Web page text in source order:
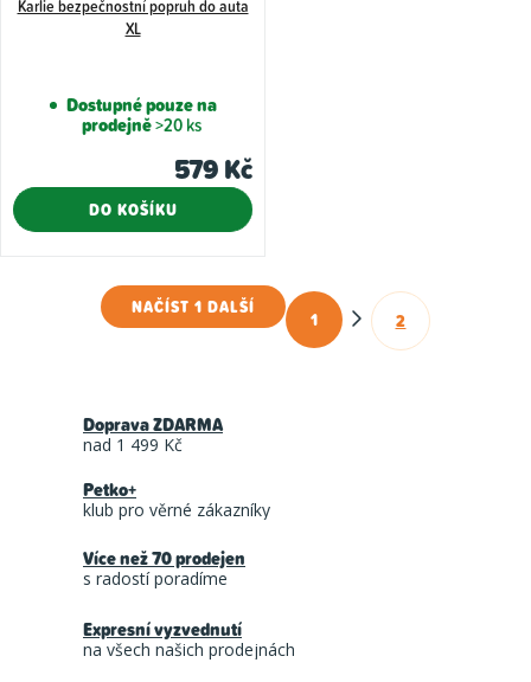
Karlie bezpečnostní popruh do auta
XL
Dostupné pouze na
prodejně>20 ks
579 Kč
DO KOŠÍKU
O
a
r
v
NAČÍST 1 DALŠÍ
S
1 2
Doprava ZDARMA
nad 1 499 Kč
Petko+
klub pro věrné zákazníky
Více než 70 prodejen
s radostí poradíme
Expresní vyzvednutí
na všech našich prodejnách